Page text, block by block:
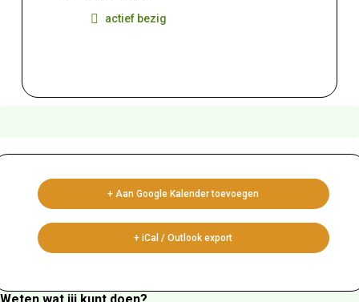
actief bezig
+ Aan Google Kalender toevoegen
+ iCal / Outlook export